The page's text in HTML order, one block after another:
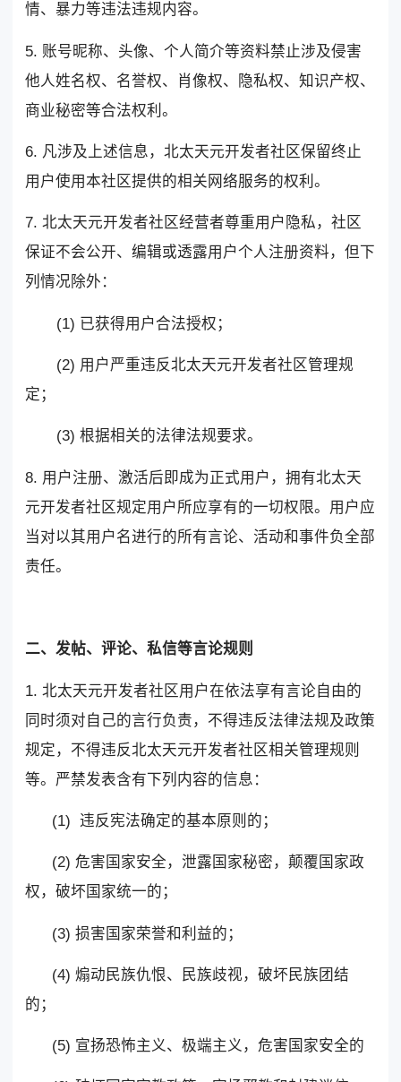
情、暴力等违法违规内容。
5. 账号昵称、头像、个人简介等资料禁止涉及侵害
他人姓名权、名誉权、肖像权、隐私权、知识产权、
商业秘密等合法权利。
6. 凡涉及上述信息，北太天元开发者社区保留终止
用户使用本社区提供的相关网络服务的权利。
7. 北太天元开发者社区经营者尊重用户隐私，社区
保证不会公开、编辑或透露用户个人注册资料，但下
列情况除外：
(1) 已获得用户合法授权；
(2) 用户严重违反北太天元开发者社区管理规
定；
(3) 根据相关的法律法规要求。
8. 用户注册、激活后即成为正式用户，拥有北太天
元开发者社区规定用户所应享有的一切权限。用户应
当对以其用户名进行的所有言论、活动和事件负全部
责任。
二、发帖、评论、私信等言论规则
1. 北太天元开发者社区用户在依法享有言论自由的
同时须对自己的言行负责，不得违反法律法规及政策
规定，不得违反北太天元开发者社区相关管理规则
等。严禁发表含有下列内容的信息：
(1) 违反宪法确定的基本原则的；
(2) 危害国家安全，泄露国家秘密，颠覆国家政
权，破坏国家统一的；
(3) 损害国家荣誉和利益的；
(4) 煽动民族仇恨、民族歧视，破坏民族团结
的；
(5) 宣扬恐怖主义、极端主义，危害国家安全的